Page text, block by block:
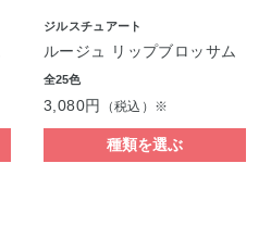
ジルスチュアート
ルージュ リップブロッサム
全25色
3,080円 （税込）※
種類を選ぶ